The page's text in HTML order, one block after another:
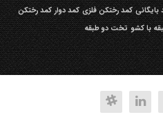
بایگانی کمد رختکن فلزی کمد دوار کمد رختکن
با کشو تخت دو طبقه